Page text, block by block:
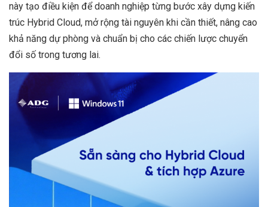
này tạo điều kiện để doanh nghiệp từng bước xây dựng kiến
trúc Hybrid Cloud, mở rộng tài nguyên khi cần thiết, nâng cao
khả năng dự phòng và chuẩn bị cho các chiến lược chuyển
đổi số trong tương lai.